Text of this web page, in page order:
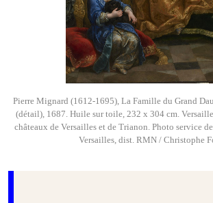
Pierre Mignard (1612-1695), La Famille du Grand
(détail), 1687. Huile sur toile, 232 x 304 cm.
châteaux de Versailles et de Trianon. Photo service
Versailles, dist. RMN / Christophe